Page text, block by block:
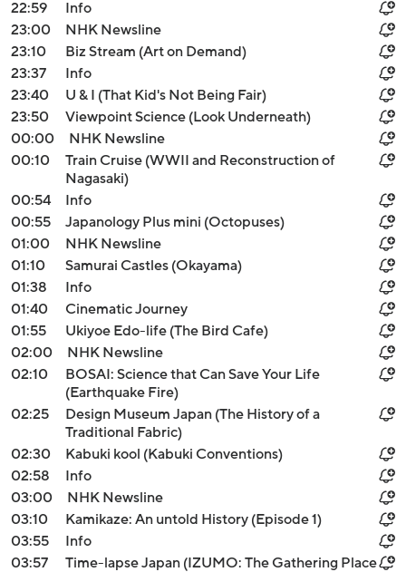
22:59
Info
23:00
NHK Newsline
23:10
Biz Stream (Art on Demand)
23:37
Info
23:40
U & I (That Kid's Not Being Fair)
23:50
Viewpoint Science (Look Underneath)
00:00
NHK Newsline
00:10
Train Cruise (WWII and Reconstruction of
Nagasaki)
00:54
Info
00:55
Japanology Plus mini (Octopuses)
01:00
NHK Newsline
01:10
Samurai Castles (Okayama)
01:38
Info
01:40
Cinematic Journey
01:55
Ukiyoe Edo-life (The Bird Cafe)
02:00
NHK Newsline
02:10
BOSAI: Science that Can Save Your Life
(Earthquake Fire)
02:25
Design Museum Japan (The History of a
Traditional Fabric)
02:30
Kabuki kool (Kabuki Conventions)
02:58
Info
03:00
NHK Newsline
03:10
Kamikaze: An untold History (Episode 1)
03:55
Info
03:57
Time-lapse Japan (IZUMO: The Gathering Place